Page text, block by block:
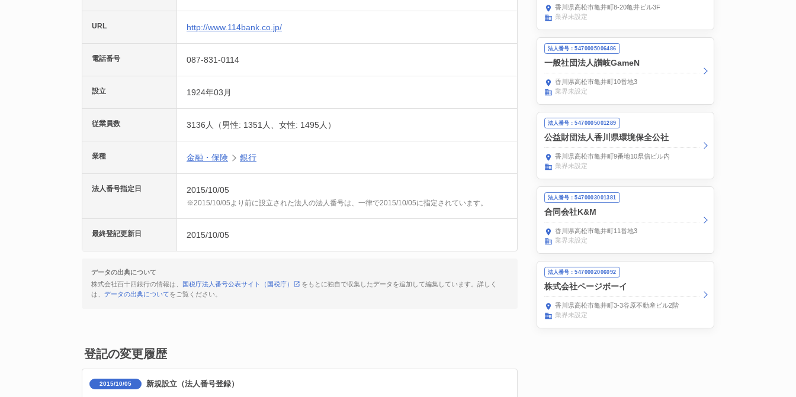
URL http://www.114bank.co.jp/
電話番号 087-831-0114
設立 1924年03月
従業員数 3136人（男性: 1351人、女性: 1495人）
業種 金融・保険 銀行
法人番号指定日 2015/10/05
※2015/10/05より前に設立された法人の法人番号は、一律で2015/10/05に指定されています。
最終登記更新日 2015/10/05
データの出典について
株式会社百十四銀行の情報は、
国税庁法人番号公表サイト（国税庁）
をもとに独自で収集したデータを追加して編集しています。詳しく
は、 データの出典についてをご覧ください。
登記の変更履歴
2015/10/05 新規設立（法人番号登録）
香川県高松市亀井町8-20亀井ビル3F
業界未設定
法人番号：5470005006486
一般社団法人讃岐GameN
香川県高松市亀井町10番地3
業界未設定
法人番号：5470005001289
公益財団法人香川県環境保全公社
香川県高松市亀井町9番地10県信ビル内
業界未設定
法人番号：5470003001381
合同会社K&M
香川県高松市亀井町11番地3
業界未設定
法人番号：5470002006092
株式会社ページボーイ
香川県高松市亀井町3-3谷原不動産ビル2階
業界未設定